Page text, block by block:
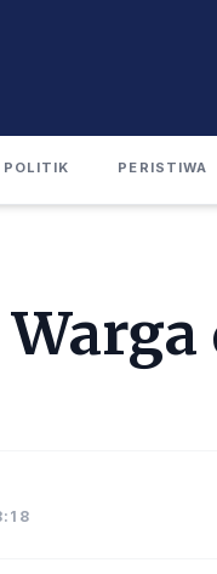
POLITIK PERISTIWA